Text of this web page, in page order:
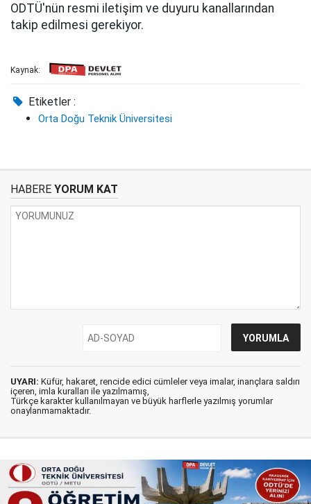
ODTÜ'nün resmi iletişim ve duyuru kanallarından
takip edilmesi gerekiyor.
Kaynak:
Etiketler :
Orta Doğu Teknik Üniversitesi
HABERE YORUM KAT
UYARI: Küfür, hakaret, rencide edici cümleler veya imalar, inançlara saldırı
içeren, imla kuralları ile yazılmamış,
Türkçe karakter kullanılmayan ve büyük harflerle yazılmış yorumlar
onaylanmamaktadır.